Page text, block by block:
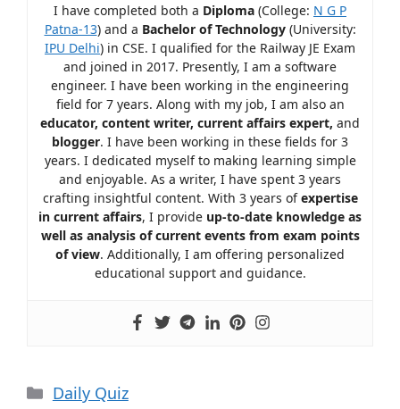
I have completed both a Diploma (College: N G P
Patna-13) and a Bachelor of Technology(University:
IPU Delhi) in CSE. I qualified for the Railway JE Exam
and joined in 2017. Presently, I am a software
engineer. I have been working in the engineering
field for 7 years. Along with my job, I am also an
educator, content writer, current affairs expert, and
blogger. I have been working in these fields for 3
years. I dedicated myself to making learning simple
and enjoyable. As a writer, I have spent 3 years
crafting insightful content. With 3 years ofexpertise
in current affairs, I provide up-to-date knowledge as
well as analysis of current events from exam points
of view. Additionally, I am offering personalized
educational support and guidance.
Daily Quiz